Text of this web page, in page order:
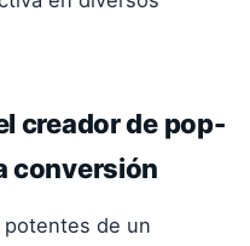
creador de pop-
conversión
potentes de un